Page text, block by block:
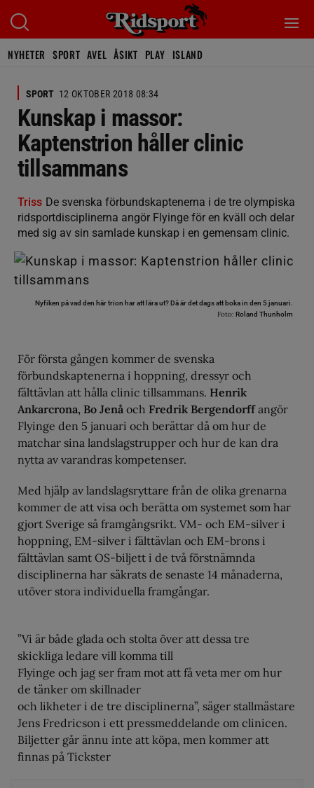
NYHETER SPORT AVEL ÅSIKT PLAY ISLAND
SPORT 12 OKTOBER 2018 08:34
Kunskap i massor:
Kaptenstrion håller clinic
tillsammans
Triss De svenska förbundskaptenerna i de tre olympiska
ridsportdisciplinerna angör Flyinge för en kväll och delar
med sig av sin samlade kunskap i en gemensam clinic.
Nyfiken på vad den här trion har att lära ut? Då är det dags att boka in den 5 januari.
Foto: Roland Thunholm
För första gången kommer de svenska
förbundskaptenerna i hoppning, dressyr och
fälttävlan att hålla clinic tillsammans. Henrik
Ankarcrona, Bo Jenå och Fredrik Bergendorffangör
Flyinge den 5 januari och berättar då om hur de
matchar sina landslagstrupper och hur de kan dra
nytta av varandras kompetenser.
Med hjälp av landslagsryttare från de olika grenarna
kommer de att visa och berätta om systemet som har
gjort Sverige så framgångsrikt. VM- och EM-silver i
hoppning, EM-silver i fälttävlan och EM-brons i
fälttävlan samt OS-biljett i de två förstnämnda
disciplinerna har säkrats de senaste 14 månaderna,
utöver stora individuella framgångar.
”Vi är både glada och stolta över att dessa tre
skickliga ledare vill komma till
Flyinge och jag ser fram mot att få veta mer om hur
de tänker om skillnader
och likheter i de tre disciplinerna”, säger stallmästare
Jens Fredricson i ett pressmeddelande om clinicen.
Biljetter går ännu inte att köpa, men kommer att
finnas på Tickster